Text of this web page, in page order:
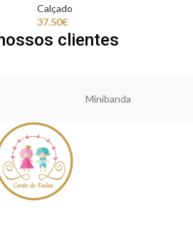
Calçado
37.50€
clientes
Minibanda